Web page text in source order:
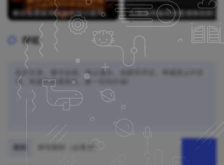
教你免费使用剪映全部功能并导出高清视频——无需VIP解锁剪映国内版所有高级功能的实用技巧
评论